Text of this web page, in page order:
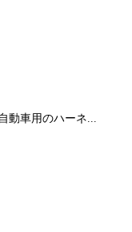
動車用のハーネ...